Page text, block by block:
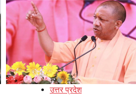
उत्तर प्रदेश